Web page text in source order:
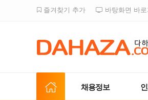
즐겨찾기 추가 바탕화면 바로
채용정보